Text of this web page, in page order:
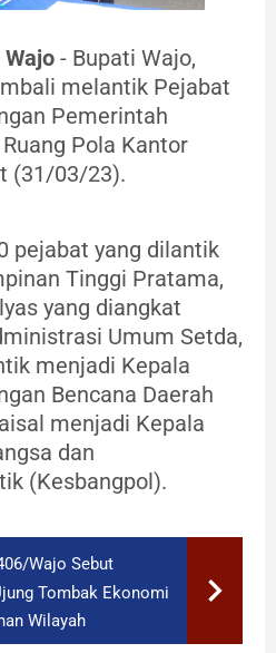
- Bupati Wajo,
melantik Pejabat
Pemerintah
Pola Kantor
(31/03/23).
pejabat yang dilantik
Tinggi Pratama,
yang diangkat
Umum Setda,
menjadi Kepala
Bencana Daerah
menjadi Kepala
dan
(Kesbangpol).
Wajo Sebut
Tombak Ekonomi
Wilayah